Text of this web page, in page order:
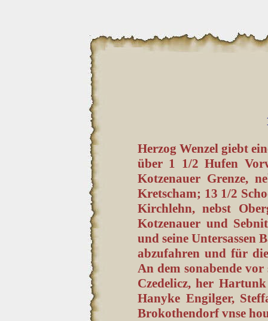
Herzog Wenzel giebt
über 1 1/2 Hufen
Kotzenauer Grenze,
Kretscham; 13 1/2
Kirchlehn, nebst
Kotzenauer und
und seine Untersassen
abzufahren und für
An dem sonabende
Czedelicz, her
Hanyke Engilger,
Brokothendorf vnse